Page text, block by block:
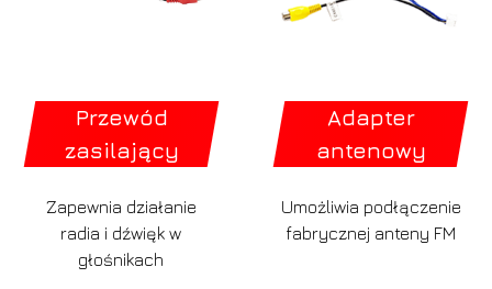
Przewód
zasilający
Zapewnia działanie
radia i dźwięk w
głośnikach
Adapter
antenowy
Umożliwia podłączenie
fabrycznej anteny FM